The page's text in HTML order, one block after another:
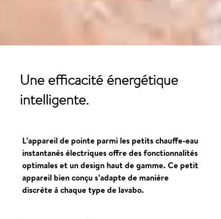
Une efficacité énergétique
intelligente.
L’appareil de pointe parmi les petits chauffe-eau
instantanés électriques offre des fonctionnalités
optimales et un design haut de gamme. Ce petit
appareil bien conçu s’adapte de manière
discrète à chaque type de lavabo.